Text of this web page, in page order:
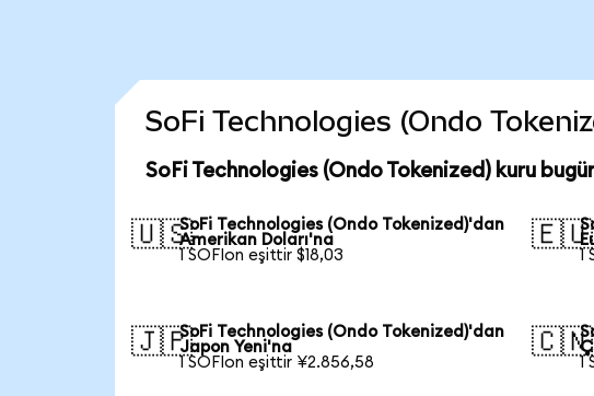
SoFi Technologies (Ondo
SoFi Technologies (Ondo Tokenized) kuru
🇺🇸SoFi Technologies (Ondo Tokenized)'dan
Amerikan Doları'na
1 SOFIon eşittir $18,03
🇪🇺
1
🇯🇵SoFi Technologies (Ondo Tokenized)'dan
Japon Yeni'na
1 SOFIon eşittir ¥2.856,58
🇨🇳
1